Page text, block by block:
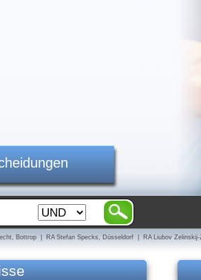
Bottrop | RA Stefan Specks, Düsseldorf | RA Liubov Zelinskij-